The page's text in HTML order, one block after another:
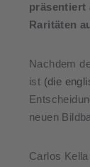
präsentiert
Raritäten
Nachdem
ist (die
neuen
Carlos